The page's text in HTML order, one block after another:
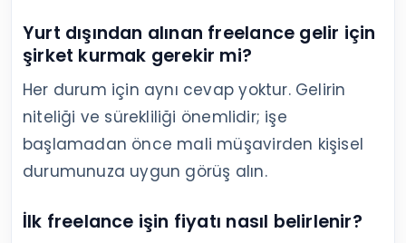
Yurt dışından alınan freelance gelir için
şirket kurmak gerekir mi?
Her durum için aynı cevap yoktur. Gelirin
niteliği ve sürekliliği önemlidir; işe
başlamadan önce mali müşavirden kişisel
durumunuza uygun görüş alın.
İlk freelance işin fiyatı nasıl belirlenir?